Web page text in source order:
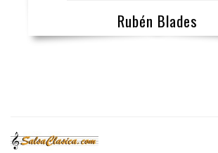
Rubén Blades